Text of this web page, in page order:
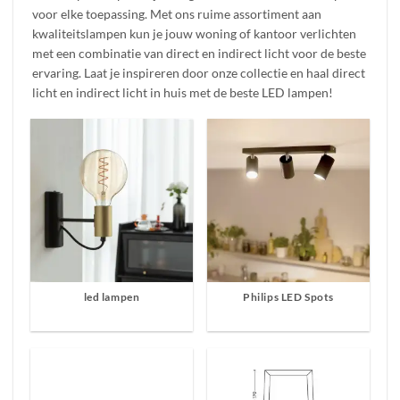
voor elke toepassing. Met ons ruime assortiment aan
kwaliteitslampen kun je jouw woning of kantoor verlichten
met een combinatie van direct en indirect licht voor de beste
ervaring. Laat je inspireren door onze collectie en haal direct
licht en indirect licht in huis met de beste LED lampen!
led lampen Philips LED Spots